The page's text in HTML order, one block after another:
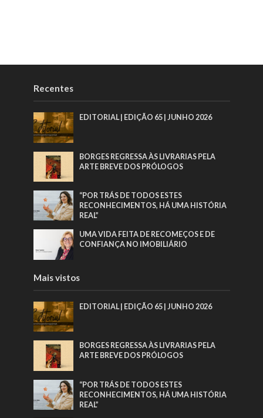
Recentes
EDITORIAL | EDIÇÃO 65 | JUNHO 2026
BORGES REGRESSA ÀS LIVRARIAS PELA
ARTE BREVE DOS PRÓLOGOS
“POR TRÁS DE TODOS ESTES
RECONHECIMENTOS, HÁ UMA HISTÓRIA
REAL”
UMA VIDA FEITA DE RECOMEÇOS E DE
CONFIANÇA NO IMOBILIÁRIO
Mais vistos
EDITORIAL | EDIÇÃO 65 | JUNHO 2026
BORGES REGRESSA ÀS LIVRARIAS PELA
ARTE BREVE DOS PRÓLOGOS
“POR TRÁS DE TODOS ESTES
RECONHECIMENTOS, HÁ UMA HISTÓRIA
REAL”